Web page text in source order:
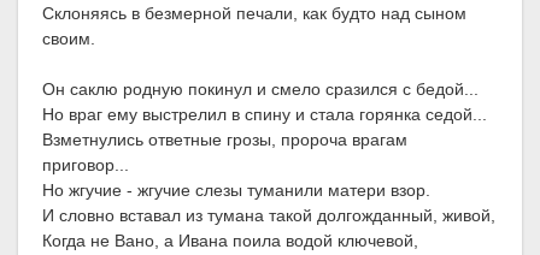
Склоняясь в безмерной печали, как будто над сыном
своим.
Он саклю родную покинул и смело сразился с бедой...
Но враг ему выстрелил в спину и стала горянка седой...
Взметнулись ответные грозы, пророча врагам
приговор...
Но жгучие - жгучие слезы туманили матери взор.
И словно вставал из тумана такой долгожданный, живой,
Когда не Вано, а Ивана поила водой ключевой,